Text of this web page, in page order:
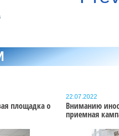
Вниманию
Подробнее